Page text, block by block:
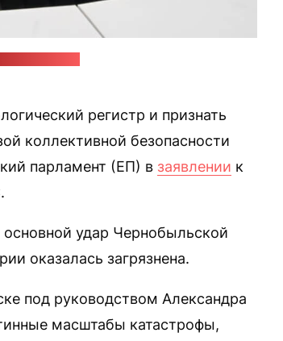
регистр и признать
коллективной безопасности
парламент (ЕП) в заявлении к
основной удар Чернобыльской
оказалась загрязнена.
под руководством Александра
масштабы катастрофы,